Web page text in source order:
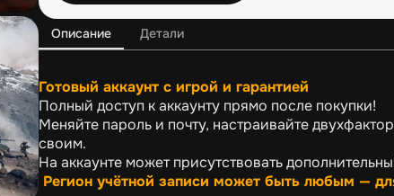
Описание Детали
Готовый аккаунт с игрой и гарантией
Полный доступ к аккаунту прямо после покупки!
Меняйте пароль и почту, настраивайте
своим.
На аккаунте может присутствовать
Регион учётной записи может быть любым —